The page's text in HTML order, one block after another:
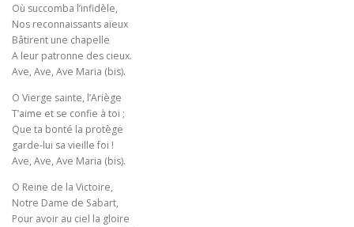
Où succomba l’infidèle,
Nos reconnaissants aïeux
Bâtirent une chapelle
A leur patronne des cieux.
Ave, Ave, Ave Maria (bis).
O Vierge sainte, l’Ariège
T’aime et se confie à toi ;
Que ta bonté la protège
garde-lui sa vieille foi !
Ave, Ave, Ave Maria (bis).
O Reine de la Victoire,
Notre Dame de Sabart,
Pour avoir au ciel la gloire